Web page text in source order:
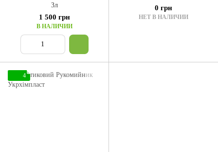
3л
1 500 грн
В НАЛИЧИИ
0 грн
НЕТ В НАЛИЧИИ
4